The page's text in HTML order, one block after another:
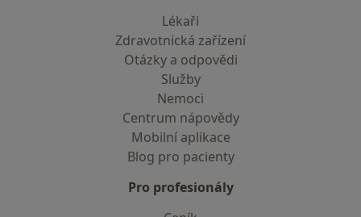
Lékaři
Zdravotnická zařízení
Otázky a odpovědi
Služby
Nemoci
Centrum nápovědy
Mobilní aplikace
Blog pro pacienty
Pro profesionály